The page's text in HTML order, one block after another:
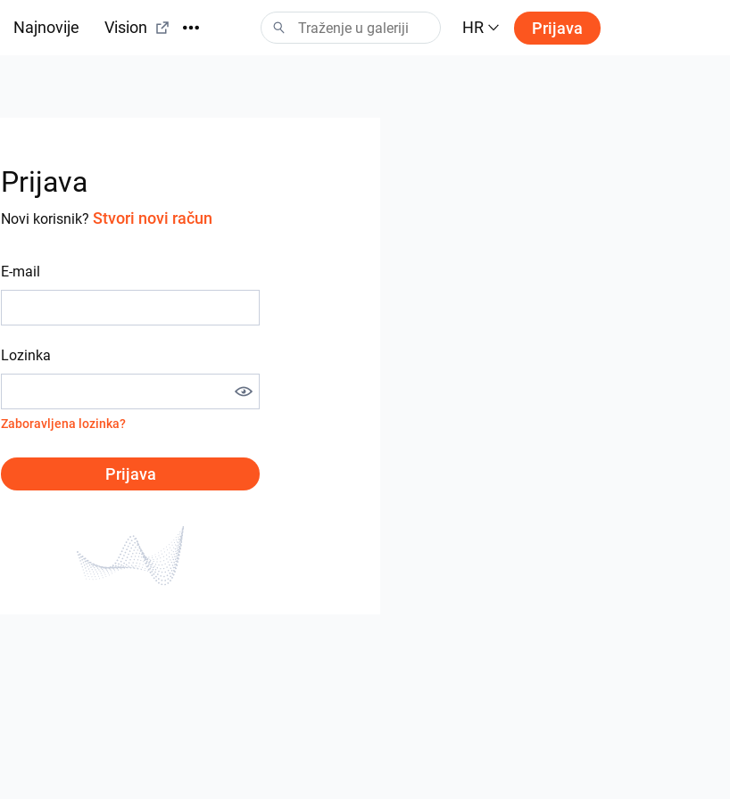
Najnovije Vision HR Prijava
Prijava
Novi korisnik? Stvori novi račun
E-mail
Lozinka
Zaboravljena lozinka?
Prijava